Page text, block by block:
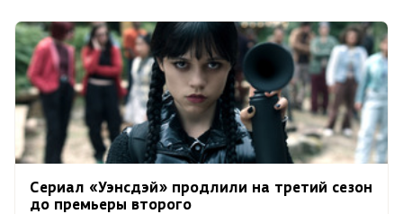
Сериал «Уэнсдэй» продлили на третий сезон
до премьеры второго